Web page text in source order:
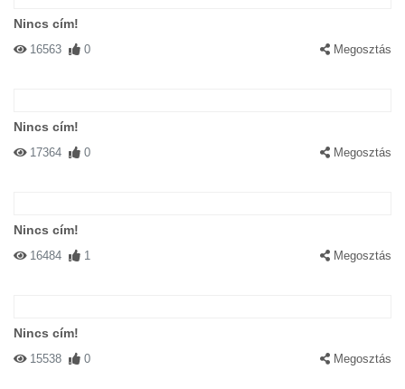
Nincs cím!
16563 0 Megosztás
Nincs cím!
17364 0 Megosztás
Nincs cím!
16484 1 Megosztás
Nincs cím!
15538 0 Megosztás